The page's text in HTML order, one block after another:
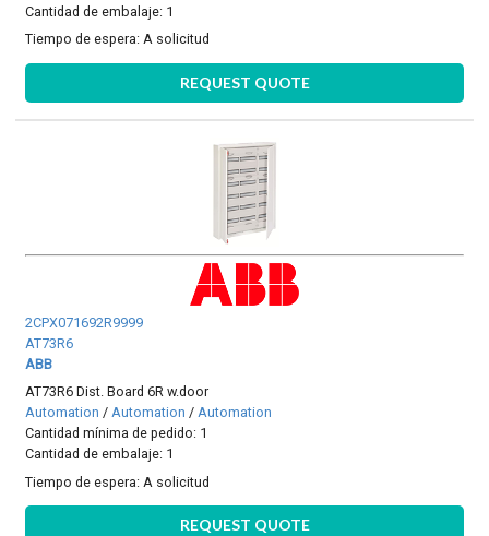
Cantidad de embalaje: 1
Tiempo de espera:A solicitud
REQUEST QUOTE
2CPX071692R9999
AT73R6
ABB
AT73R6 Dist. Board 6R w.door
Automation /Automation /Automation
Cantidad mínima de pedido: 1
Cantidad de embalaje: 1
Tiempo de espera: A solicitud
REQUEST QUOTE